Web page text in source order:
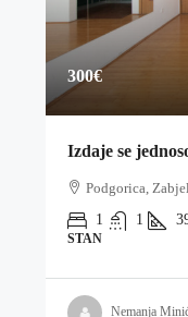
300€
Izdaje se
Podgorica,
1
1
STAN
Nemanja